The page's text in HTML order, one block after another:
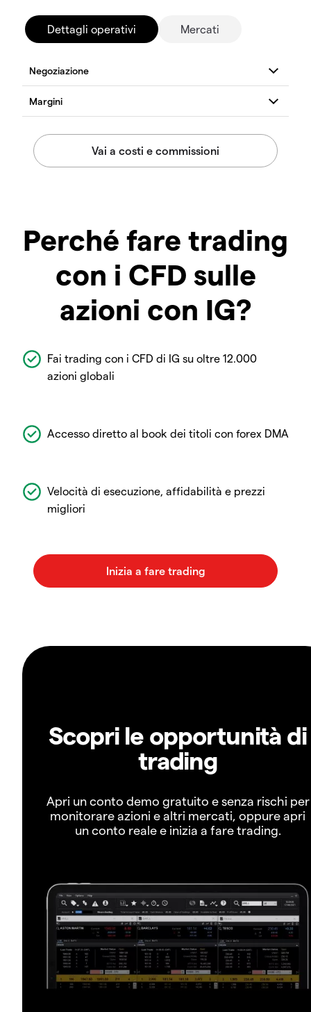
Dettagli operativi Mercati
Perché fare trading
con i CFD sulle
azioni con IG?
Fai trading con i CFD di IG su oltre 12.000
azioni globali
Accesso diretto al book dei titoli con forex DMA
Velocità di esecuzione, affidabilità e prezzi
migliori
Scopri le opportunità di
trading
Apri un conto demo gratuito e senza rischi per
monitorare azioni e altri mercati, oppure apri
un conto reale e inizia a fare trading.